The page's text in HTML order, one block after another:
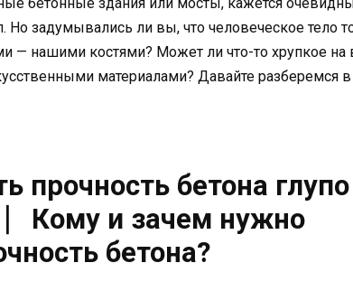
Но задумывались ли вы, что человеческое тело
— нашими костями? Может ли что-то хрупкое на
материалами? Давайте разберемся
прочность бетона
⎸Кому и зачем нужно
бетона?